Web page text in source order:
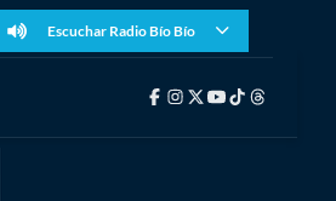
Escuchar Radio Bío Bío